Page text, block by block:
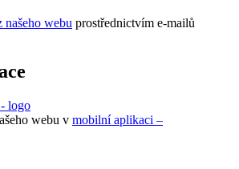
našeho webu prostřednictvím e-mailů
webu v mobilní aplikaci –